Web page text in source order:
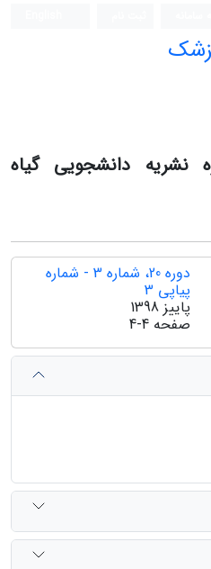
نشریه دانشجویی گیاه
دوره 20، شماره 3 - شماره
پیاپی 3
پاییز 1398
صفحه 4-4